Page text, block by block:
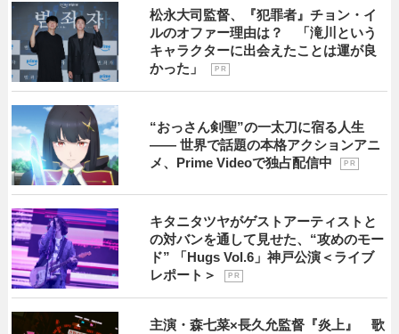
松永大司監督、『犯罪者』チョン・イ
ルのオファー理由は？ 「滝川という
キャラクターに出会えたことは運が良
かった」
P R
“おっさん剣聖”の一太刀に宿る人生
―― 世界で話題の本格アクションアニ
メ、Prime Videoで独占配信中
P R
キタニタツヤがゲストアーティストと
の対バンを通して見せた、“攻めのモー
ド” 「Hugs Vol.6」神戸公演＜ライブ
レポート＞
P R
主演・森七菜×長久允監督『炎上』 歌